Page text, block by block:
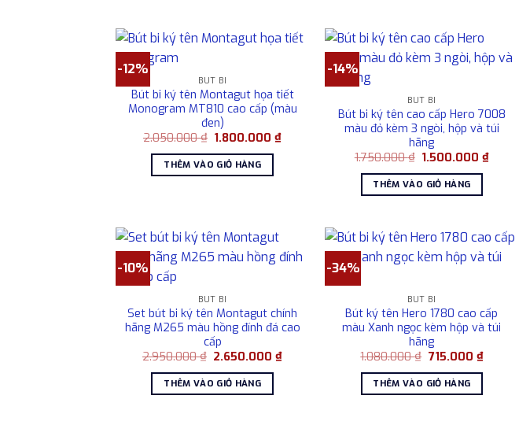
-12%
BÚT BI
Bút bi ký tên Montagut họa tiết
Monogram MT810 cao cấp (màu
đen)
2.050.000₫ Giá
là:
2.050.000 ₫.
1.800.000₫Giá
THÊM VÀO GIỎ HÀNG
-14%
BÚT BI
Bút bi ký tên cao cấp Hero 7008
màu đỏ kèm 3 ngòi, hộp và túi
hãng
1.750.000₫ Giá
là:
1.750.000 ₫.
1.500.000₫Giá
THÊM VÀO GIỎ HÀNG
-10%
BÚT BI
Set bút bi ký tên Montagut chính
hãng M265 màu hồng đính đá cao
cấp
2.950.000₫ Giá
là:
2.950.000 ₫.
2.650.000₫Giá
THÊM VÀO GIỎ HÀNG
-34%
BÚT BI
Bút ký tên Hero 1780 cao cấp
màu Xanh ngọc kèm hộp và túi
hãng
1.080.000₫ Giá
là:
1.080.000 ₫.
715.000 ₫Giá
715.000 ₫.
THÊM VÀO GIỎ HÀNG